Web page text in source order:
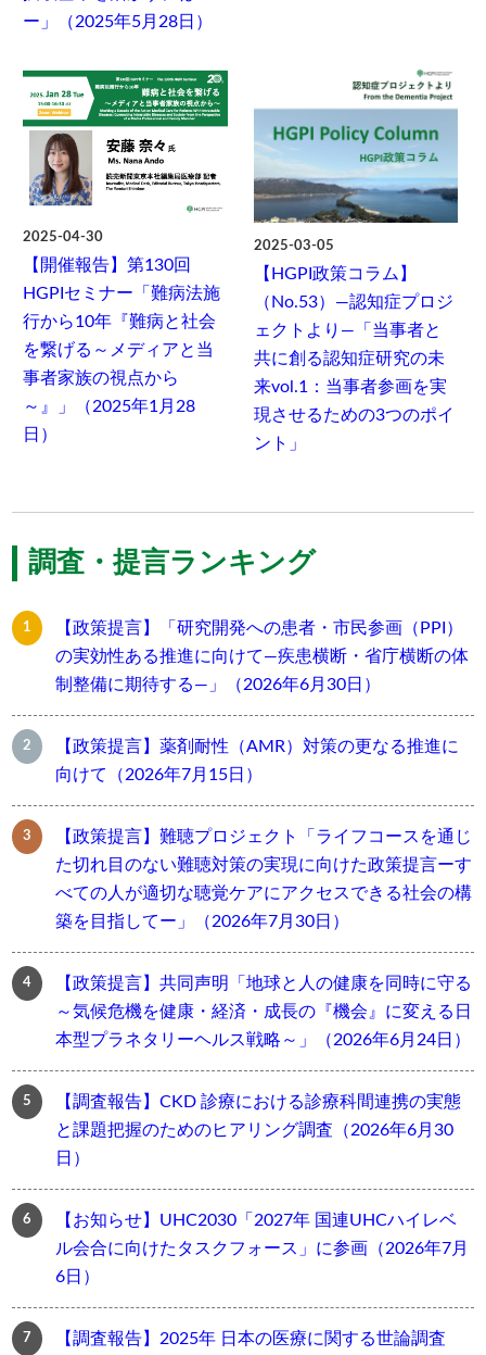
ー」（2025年5月28日）
2025-04-30
【開催報告】第130回
HGPIセミナー「難病法施
行から10年『難病と社会
を繋げる～メディアと当
事者家族の視点から
～』」（2025年1月28
日）
2025-03-05
【HGPI政策コラム】
（No.53）―認知症プロジ
ェクトより―「当事者と
共に創る認知症研究の未
来vol.1：当事者参画を実
現させるための3つのポイ
ント」
調査・提言ランキング
【政策提言】「研究開発への患者・市民参画（PPI）
の実効性ある推進に向けて―疾患横断・省庁横断の体
制整備に期待する―」（2026年6月30日）
【政策提言】薬剤耐性（AMR）対策の更なる推進に
向けて（2026年7月15日）
【政策提言】難聴プロジェクト「ライフコースを通じ
た切れ目のない難聴対策の実現に向けた政策提言ーす
べての人が適切な聴覚ケアにアクセスできる社会の構
築を目指してー」（2026年7月30日）
【政策提言】共同声明「地球と人の健康を同時に守る
～気候危機を健康・経済・成長の『機会』に変える日
本型プラネタリーヘルス戦略～」（2026年6月24日）
【調査報告】CKD 診療における診療科間連携の実態
と課題把握のためのヒアリング調査（2026年6月30
日）
【お知らせ】UHC2030「2027年 国連UHCハイレベ
ル会合に向けたタスクフォース」に参画（2026年7月
6日）
【調査報告】2025年 日本の医療に関する世論調査